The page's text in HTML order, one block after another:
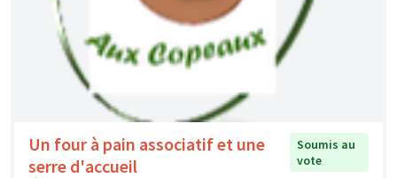
Un four à pain associatif et une
serre d'accueil
Soumis au
vote